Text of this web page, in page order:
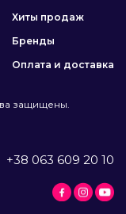
Хиты продаж
Бренды
Оплата и доставка
защищены.
+38 063 609 20 10